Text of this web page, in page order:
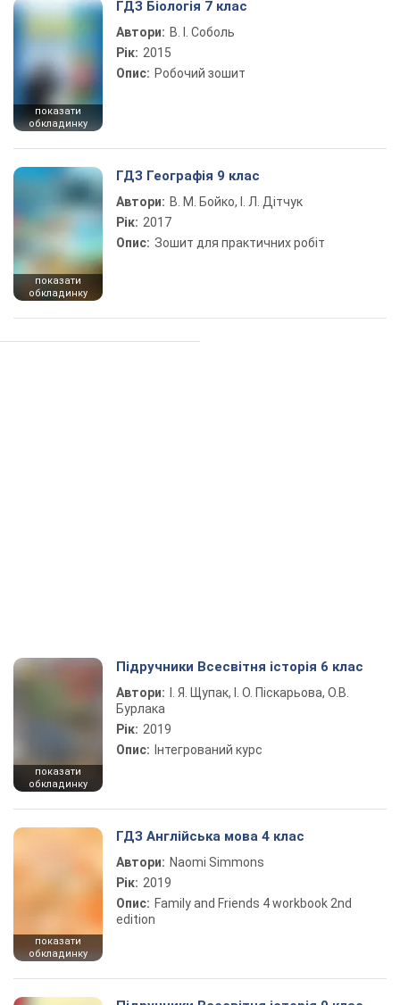
показати
обкладинку
ГДЗ Біологія 7 клас
Автори: В. І. Соболь
Рік: 2015
Опис: Робочий зошит
показати
обкладинку
ГДЗ Географія 9 клас
Автори: В. М. Бойко, І. Л. Дітчук
Рік: 2017
Опис: Зошит для практичних робіт
показати
обкладинку
Підручники Всесвітня історія 6 клас
Автори:
І. Я. Щупак, І. О. Піскарьова, О.В.
Бурлака
Рік: 2019
Опис: Інтегрований курс
показати
обкладинку
ГДЗ Англійська мова 4 клас
Автори: Naomi Simmons
Рік: 2019
Опис: Family and Friends 4 workbook 2nd
edition